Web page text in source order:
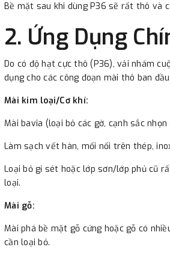
Bề mặt sau khi dùng P36 sẽ rất thô và
2. Ứng Dụng
Do có độ hạt cực thô (P36), vải nhám
dụng cho các công đoạn mài thô ban
Mài kim loại/Cơ khí:
Mài bavia (loại bỏ các gờ, cạnh sắc
Làm sạch vết hàn, mối nối trên thép,
Loại bỏ gỉ sét hoặc lớp sơn/lớp phủ cũ
loại.
Mài gỗ:
Mài phá bề mặt gỗ cứng hoặc gỗ có
cần loại bỏ.